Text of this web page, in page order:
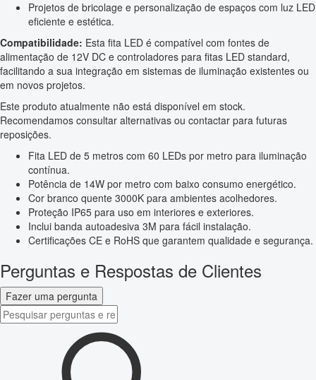
Projetos de bricolage e personalização de espaços com luz LED
eficiente e estética.
Compatibilidade: Esta fita LED é compatível com fontes de
alimentação de 12V DC e controladores para fitas LED standard,
facilitando a sua integração em sistemas de iluminação existentes ou
em novos projetos.
Este produto atualmente não está disponível em stock.
Recomendamos consultar alternativas ou contactar para futuras
reposições.
Fita LED de 5 metros com 60 LEDs por metro para iluminação
contínua.
Potência de 14W por metro com baixo consumo energético.
Cor branco quente 3000K para ambientes acolhedores.
Proteção IP65 para uso em interiores e exteriores.
Inclui banda autoadesiva 3M para fácil instalação.
Certificações CE e RoHS que garantem qualidade e segurança.
Perguntas e Respostas de Clientes
Fazer uma pergunta